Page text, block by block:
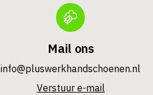
Mail ons
info@pluswerk­handschoenen.nl
Verstuur e-mail